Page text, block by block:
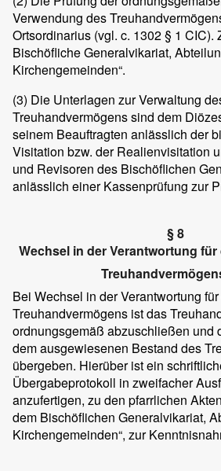
Verwendung des
Ortsordinarius (vgl. c. 1302 § 1 CIC).
Bischöfliche Generalvikariat,
Kirchengemeinden“.
(3) Die Unterlagen zur Verwaltung
Treuhandvermögens sind dem
seinem Beauftragten anlässlich der
Visitation bzw. der Realienvisitation
und Revisoren des Bischöflichen
anlässlich einer Kassenprüfung zur
§ 8
Wechsel in der Verantwortung
Bei Wechsel in der Verantwortung
Treuhandvermögens ist das
ordnungsgemäß abzuschließen und
dem ausgewiesenen Bestand des
übergeben. Hierüber ist ein
Übergabeprotokoll in zweifacher
anzufertigen, zu den pfarrlichen
dem Bischöflichen Generalvikariat,
Kirchengemeinden“, zur